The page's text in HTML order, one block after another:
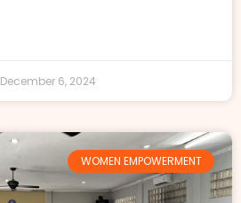
December 6, 2024
WOMEN EMPOWERMENT